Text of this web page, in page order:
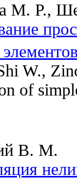
М. Р.,
W.,
of
В. М.